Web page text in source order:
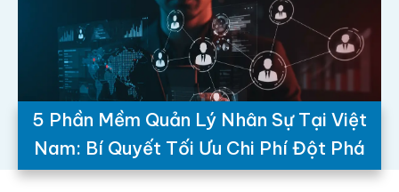
5 Phần Mềm Quản Lý Nhân Sự Tại Việt
Nam: Bí Quyết Tối Ưu Chi Phí Đột Phá